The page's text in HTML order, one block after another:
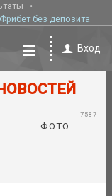
Фрибет без депозита
Вход
ФОТО
7587